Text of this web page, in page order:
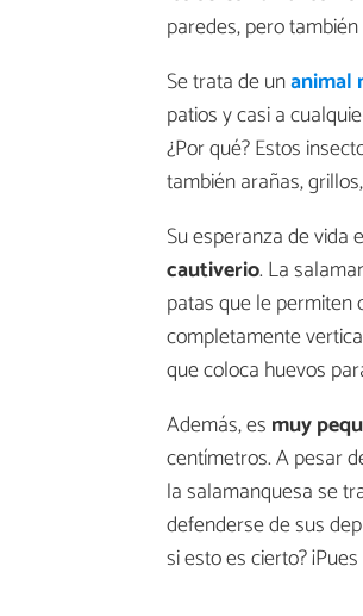
paredes, pero
Se trata de unanimal
patios y casi a
¿Por qué? Estos
también arañas,
Su esperanza de vida
cautiverio. La
patas que le permiten
completamente
que coloca huevos
Además, es muy
centímetros. A pesar
la salamanquesa se
defenderse de sus
si esto es cierto?